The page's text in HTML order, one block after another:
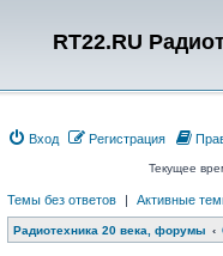
RT22.RU
Вход Регистрация
Текущее
Темы без ответов | Активные
Радиотехника 20 века, форумы